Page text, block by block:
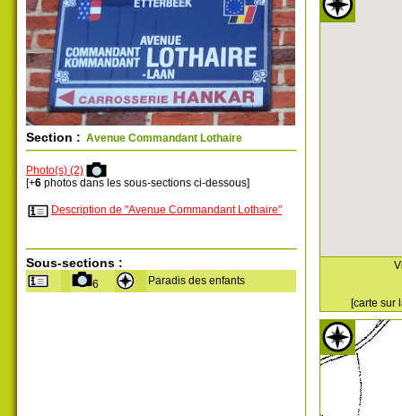
Section : Avenue Commandant Lothaire
Photo(s) (2)
[+6 photos dans les sous-sections ci-dessous]
Description de "Avenue Commandant Lothaire"
Sous-sections :
6 Paradis des enfants
[carte sur